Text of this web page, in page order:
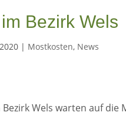
Bezirk Wels
| Mostkosten, News
Wels warten auf die